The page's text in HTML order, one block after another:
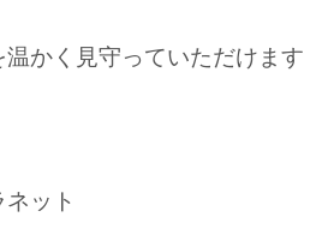
かく見守っていただけます
ット